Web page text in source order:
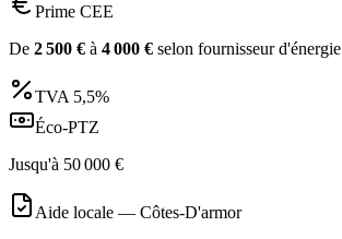
Prime CEE
De 2 500 € à 4 000 € selon fournisseur d'énergie
TVA 5,5%
Éco-PTZ
Jusqu'à 50 000 €
Aide locale — Côtes-D'armor